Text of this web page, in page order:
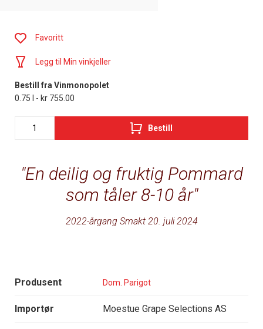
En deilig og fruktig Pommard
som tåler 8-10 år
2022-årgang Smakt 20. juli 2024
Produsent Dom. Parigot
Importør Moestue Grape Selections AS
Favoritt
Legg til Min vinkjeller
Bestill fra Vinmonopolet
0.75 l - kr 755.00
Bestill